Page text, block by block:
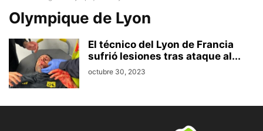
Olympique de Lyon
El técnico del Lyon de Francia
sufrió lesiones tras ataque al...
octubre 30, 2023